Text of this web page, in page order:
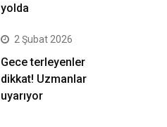
yolda
2 Şubat 2026
Gece terleyenler
dikkat! Uzmanlar
uyarıyor